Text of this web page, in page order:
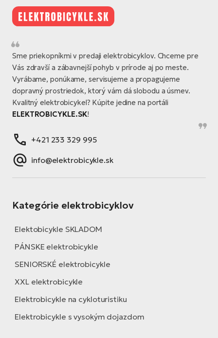
Sme priekopníkmi v predaji elektrobicyklov. Chceme pre
Vás zdravší a zábavnejší pohyb v prírode aj po meste.
Vyrábame, ponúkame, servisujeme a propagujeme
dopravný prostriedok, ktorý vám dá slobodu a úsmev.
Kvalitný elektrobicykel? Kúpite jedine na portáli
ELEKTROBICYKLE.SK!
+421 233 329 995
info@elektrobicykle.sk
Kategórie elektrobicyklov
Elektobicykle SKLADOM
PÁNSKE elektrobicykle
SENIORSKÉ elektrobicykle
XXL elektrobicykle
Elektrobicykle na cykloturistiku
Elektrobicykle s vysokým dojazdom